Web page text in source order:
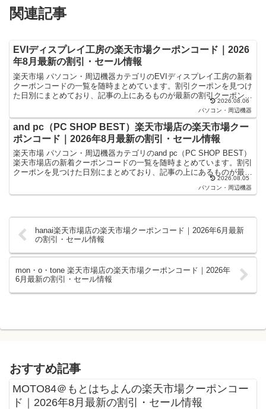
関連記事
EVIディスプレイ工房の楽天市場クーポンコード｜2026
年8月最新の割引・セール情報
楽天市場 パソコン・周辺機器カテゴリのEVIディスプレイ工房の新着
クーポンコードの一覧を随時まとめています。割引クーポンを見つけ
た日別にまとめており、記事の上にあるものが最新の割引クーポンに
なります。楽天スーパーセールやお買い物マラソンなど...
2026.08.06
パソコン・周辺機器
and pc（PC SHOP BEST）楽天市場店の楽天市場クー
ポンコード｜2026年8月最新の割引・セール情報
楽天市場 パソコン・周辺機器カテゴリのand pc（PC SHOP BEST）
楽天市場店の新着クーポンコードの一覧を随時まとめています。割引
クーポンを見つけた日別にまとめており、記事の上にあるものが最新
2026.08.05
パソコン・周辺機器
hanai楽天市場店の楽天市場クーポンコード｜2026年6月最新
の割引・セール情報
mon・o・tone 楽天市場店の楽天市場クーポンコード｜2026年
6月最新の割引・セール情報
おすすめ記事
MOTO84＠もとはちよんの楽天市場クーポンコー
ド｜2026年8月最新の割引・セール情報